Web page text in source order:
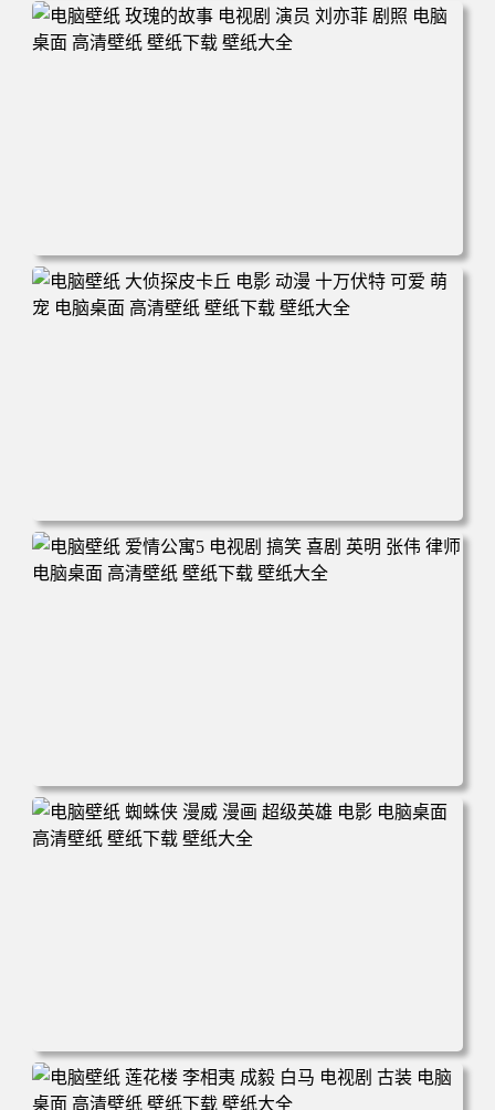
电脑壁纸 舌头 牙齿 舌头 虚构人物 毒液 漫画 唾液 漫威 恐
怖 变形 红色 AI艺术 蜘蛛侠 恶棍 共生体 肌肉 黑暗 生物 电
电脑壁纸 玫瑰的故事 电视剧 演员 刘亦菲 剧照 电脑桌面 高
清壁纸 壁纸下载 壁纸大全
电脑壁纸 大侦探皮卡丘 电影 动漫 十万伏特 可爱 萌宠 电脑
桌面 高清壁纸 壁纸下载 壁纸大全
电脑壁纸 爱情公寓5 电视剧 搞笑 喜剧 英明 张伟 律师 电脑
桌面 高清壁纸 壁纸下载 壁纸大全
电脑壁纸 蜘蛛侠 漫威 漫画 超级英雄 电影 电脑桌面 高清壁
纸 壁纸下载 壁纸大全